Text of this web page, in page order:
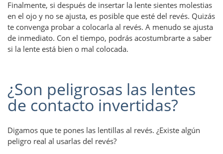
Finalmente, si después de insertar la lente sientes molestias
en el ojo y no se ajusta, es posible que esté del revés. Quizás
te convenga probar a colocarla al revés. A menudo se ajusta
de inmediato. Con el tiempo, podrás acostumbrarte a saber
si la lente está bien o mal colocada.
¿Son peligrosas las lentes
de contacto invertidas?
Digamos que te pones las lentillas al revés. ¿Existe algún
peligro real al usarlas del revés?